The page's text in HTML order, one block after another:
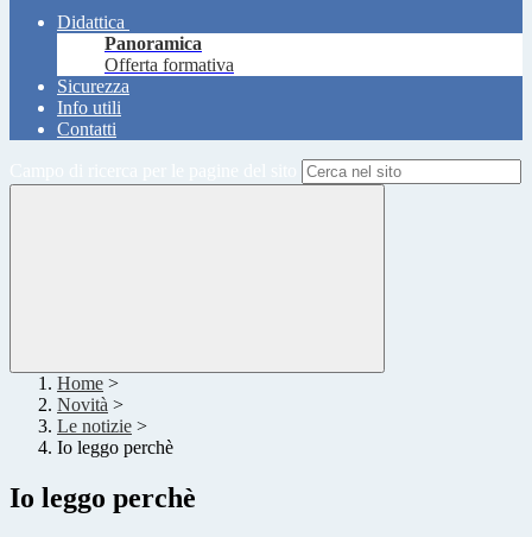
Didattica
Panoramica
Offerta formativa
Sicurezza
Info utili
Contatti
Home >
Novità >
Le notizie >
Io leggo perchè
Io leggo perchè